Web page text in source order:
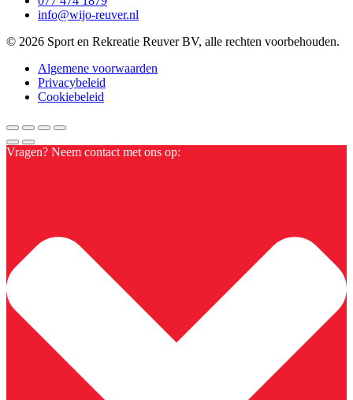
info@wijo-reuver.nl
© 2026 Sport en Rekreatie Reuver BV, alle rechten voorbehouden.
Algemene voorwaarden
Privacybeleid
Cookiebeleid
Vragen? Neem contact met ons op: